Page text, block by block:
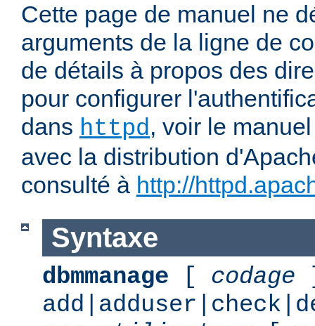
Cette page de manuel ne
arguments de la ligne de
de détails à propos des
pour configurer
dans httpd, voir le
avec la distribution
consulté à http://
Syntaxe
dbmmanage [ codage